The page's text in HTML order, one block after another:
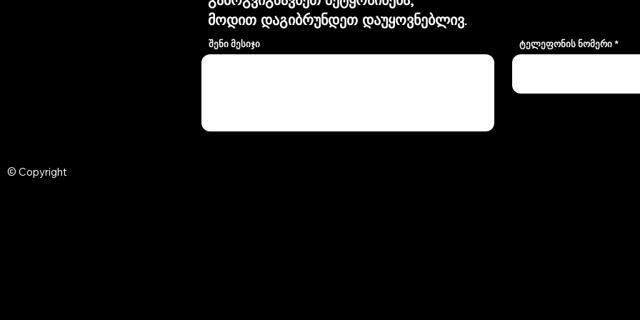
მოდით დაგიბრუნდეთ დაუყოვნებლივ.
შენი მესიჯი ტელეფონის ნომერი
© Copyright